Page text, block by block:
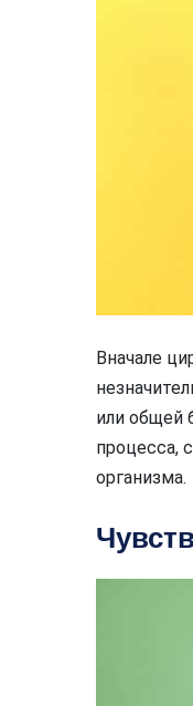
Вначале
или общей
процесса,
организма.